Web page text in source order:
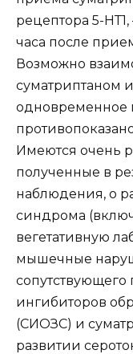
рецептора 5-
часа после
Возможно
суматриптаном
одновременное
Имеются очень
полученные в
наблюдения, о
синдрома
вегетативную
мышечные
ингибиторов
(СИОЗС) и
развитии